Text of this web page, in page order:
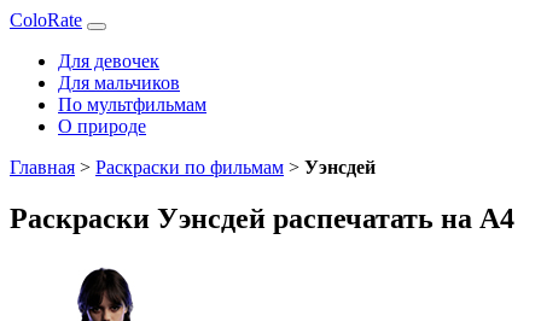
ColoRate
Для девочек
Для мальчиков
По мультфильмам
О природе
Главная > Раскраски по фильмам > Уэнсдей
Раскраски Уэнсдей распечатать на А4